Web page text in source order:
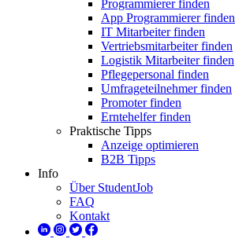
Programmierer finden
App Programmierer finden
IT Mitarbeiter finden
Vertriebsmitarbeiter finden
Logistik Mitarbeiter finden
Pflegepersonal finden
Umfrageteilnehmer finden
Promoter finden
Erntehelfer finden
Praktische Tipps
Anzeige optimieren
B2B Tipps
Info
Über StudentJob
FAQ
Kontakt